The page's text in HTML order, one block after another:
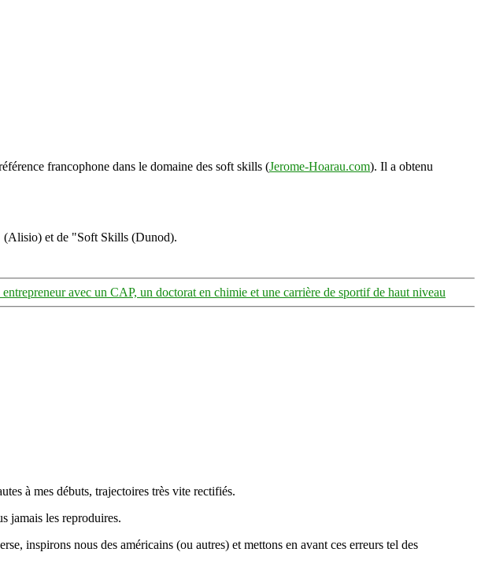
francophone dans le domaine des soft skills (Jerome-Hoarau.com). Il a obtenu
(Alisio) et de "Soft Skills (Dunod).
avec un CAP, un doctorat en chimie et une carrière de sportif de haut niveau
à mes débuts, trajectoires très vite rectifiés.
jamais les reproduires.
inspirons nous des américains (ou autres) et mettons en avant ces erreurs tel des